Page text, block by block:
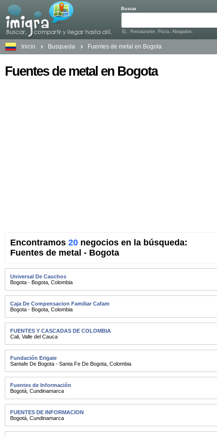
Buscar
Ej.: Restaurante, Pizza, Abogados.
Inicio Busqueda Fuentes de metal en Bogota
Fuentes de metal en Bogota
Encontramos 20 negocios en la búsqueda:
Fuentes de metal - Bogota
Universal De Cauchos
Bogota - Bogota Colombia
Caja De Compensacion Familiar Cafam
Bogota - Bogota Colombia
FUENTES Y CASCADAS DE COLOMBIA
Cali Valle del Cauca
Fundación Erigaie
Santafe De Bogota - Santa Fe De Bogota Colombia
Fuentes de Información
Bogotá Cundinamarca
FUENTES DE INFORMACION
Bogotá Cundinamarca